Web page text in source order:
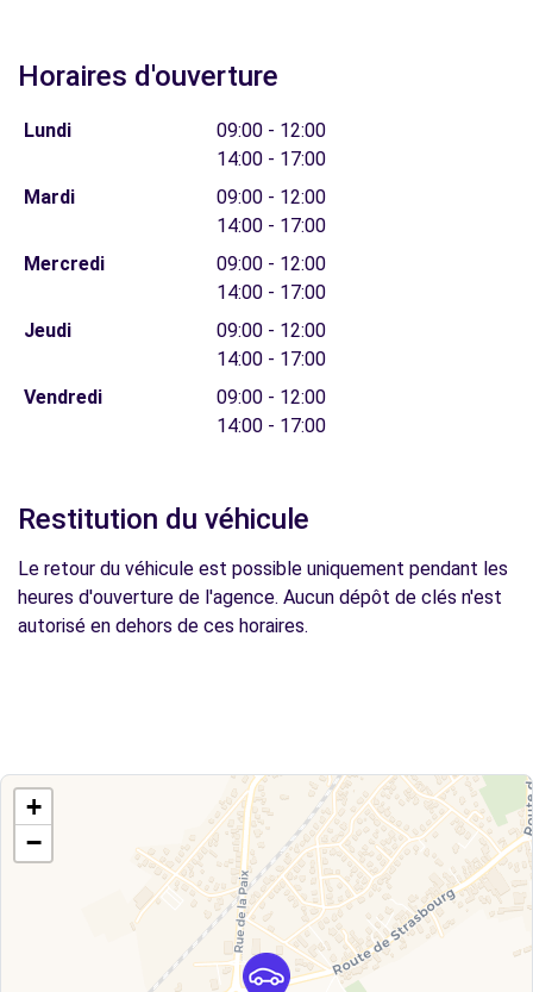
Horaires d'ouverture
Lundi
09:00 - 12:00
14:00 - 17:00
Mardi
09:00 - 12:00
14:00 - 17:00
Mercredi
09:00 - 12:00
14:00 - 17:00
Jeudi
09:00 - 12:00
14:00 - 17:00
Vendredi
09:00 - 12:00
14:00 - 17:00
Restitution du véhicule
Le retour du véhicule est possible uniquement pendant les
heures d'ouverture de l'agence. Aucun dépôt de clés n'est
autorisé en dehors de ces horaires.
+
−